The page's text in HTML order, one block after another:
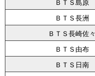
ＢＴＳ島原
ＢＴＳ長洲
ＢＴＳ長崎佐々
ＢＴＳ由布
ＢＴＳ日南